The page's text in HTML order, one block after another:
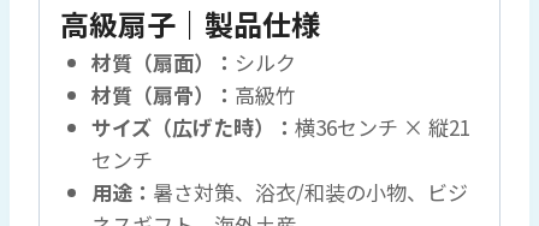
高級扇子｜製品仕様
材質（扇面）： シルク
材質（扇骨）： 高級竹
サイズ（広げた時）： 横36センチ × 縦21
センチ
用途： 暑さ対策、浴衣/和装の小物、ビジ